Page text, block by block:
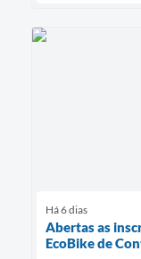
Há 6 dias
Abertas as
EcoBike de